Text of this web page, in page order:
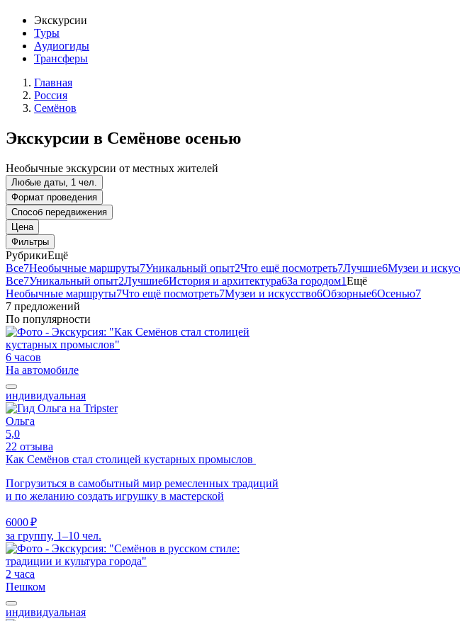
Экскурсии
Туры
Аудиогиды
Трансферы
Главная
Россия
Семёнов
Экскурсии в Семёнове осенью
Необычные экскурсии от местных жителей
Любые даты, 1 чел.
Формат проведения
Способ передвижения
Цена
Фильтры
РубрикиЕщё
Все7Необычные маршруты7Уникальный опыт2Что ещё посмотреть7Лучшие6Музеи и
Все7Уникальный опыт2Лучшие6История и архитектура6За городом1Ещё
Необычные маршруты7Что ещё посмотреть7Музеи и искусство6Обзорные6Осенью7
7 предложений
По популярности
6 часов
На автомобиле
индивидуальная
Ольга
5,0
22 отзыва
Как Семёнов стал столицей кустарных промыслов
Погрузиться в самобытный мир ремесленных традиций
и по желанию создать игрушку в мастерской
6000 ₽
за группу, 1–10 чел.
2 часа
Пешком
индивидуальная